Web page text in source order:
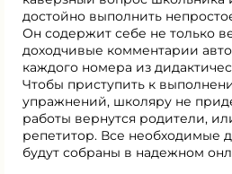
достойно выполнить
Он содержит себе не только
доходчивые комментарии
каждого номера из
Чтобы приступить к
упражнений, школяру не
работы вернутся родители,
репетитор. Все необходимые
будут собраны в надежном